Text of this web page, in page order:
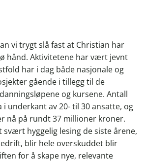
vi trygt slå fast at Christian har
hånd. Aktivitetene har vært jevnt
har i dag både nasjonale og
gående i tillegg til de
og kursene. Antall
underkant av 20- til 30 ansatte, og
nå på rundt 37 millioner kroner.
hyggelig lesing de siste årene,
blir hele overskuddet blir
for å skape nye, relevante